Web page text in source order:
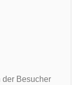
der Besucher